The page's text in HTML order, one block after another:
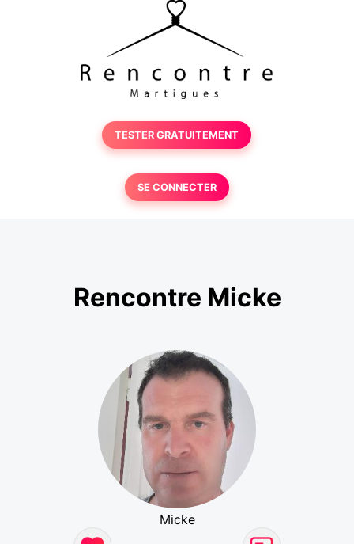
TESTER GRATUITEMENT
SE CONNECTER
Rencontre Micke
Micke